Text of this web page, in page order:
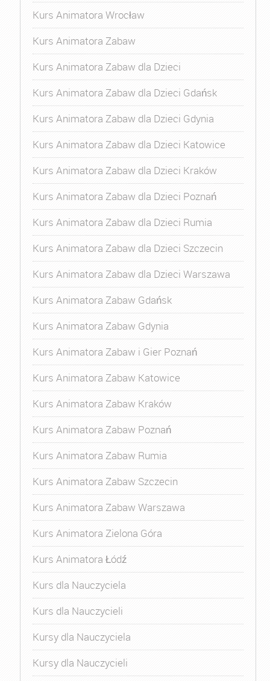
Kurs Animatora Wrocław
Kurs Animatora Zabaw
Kurs Animatora Zabaw dla Dzieci
Kurs Animatora Zabaw dla Dzieci Gdańsk
Kurs Animatora Zabaw dla Dzieci Gdynia
Kurs Animatora Zabaw dla Dzieci Katowice
Kurs Animatora Zabaw dla Dzieci Kraków
Kurs Animatora Zabaw dla Dzieci Poznań
Kurs Animatora Zabaw dla Dzieci Rumia
Kurs Animatora Zabaw dla Dzieci Szczecin
Kurs Animatora Zabaw dla Dzieci Warszawa
Kurs Animatora Zabaw Gdańsk
Kurs Animatora Zabaw Gdynia
Kurs Animatora Zabaw i Gier Poznań
Kurs Animatora Zabaw Katowice
Kurs Animatora Zabaw Kraków
Kurs Animatora Zabaw Poznań
Kurs Animatora Zabaw Rumia
Kurs Animatora Zabaw Szczecin
Kurs Animatora Zabaw Warszawa
Kurs Animatora Zielona Góra
Kurs Animatora Łódź
Kurs dla Nauczyciela
Kurs dla Nauczycieli
Kursy dla Nauczyciela
Kursy dla Nauczycieli